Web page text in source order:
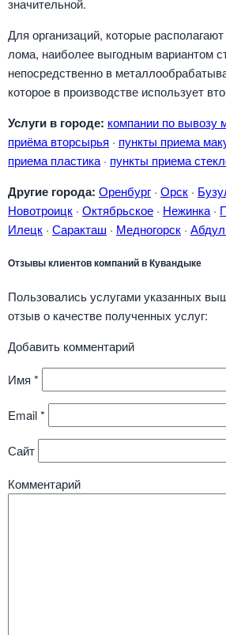
значительной.
Для организаций, которые
лома, наиболее выгодным вариантом
непосредственно в
которое в производстве использует
Услуги в городе: компании по вывозу
приёма вторсырья · пункты приема
приема пластика · пункты приема
Другие города: Оренбург · Орск ·
Новотроицк · Октябрьское · Нежинка ·
Илецк · Саракташ · Медногорск ·
Отзывы клиентов компаний в Кувандыке
Пользовались услугами указанных
отзыв о качестве полученных услуг:
Добавить комментарий
Имя *
Email*
Сайт
Комментарий